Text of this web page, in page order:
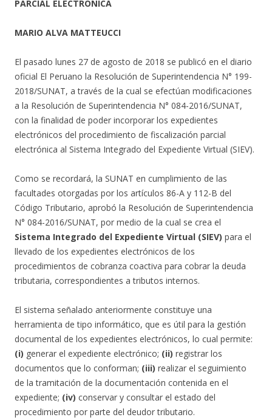
PARCIAL ELECTRÓNICA
MARIO ALVA MATTEUCCI
El pasado lunes 27 de agosto de 2018 se publicó en el diario
oficial El Peruano la Resolución de Superintendencia N° 199-
2018/SUNAT, a través de la cual se efectúan modificaciones
a la Resolución de Superintendencia N° 084-2016/SUNAT,
con la finalidad de poder incorporar los expedientes
electrónicos del procedimiento de fiscalización parcial
electrónica al Sistema Integrado del Expediente Virtual (SIEV).
Como se recordará, la SUNAT en cumplimiento de las
facultades otorgadas por los artículos 86-A y 112-B del
Código Tributario, aprobó la Resolución de Superintendencia
N° 084-2016/SUNAT, por medio de la cual se crea el
Sistema Integrado del Expediente Virtual (SIEV) para el
llevado de los expedientes electrónicos de los
procedimientos de cobranza coactiva para cobrar la deuda
tributaria, correspondientes a tributos internos.
El sistema señalado anteriormente constituye una
herramienta de tipo informático, que es útil para la gestión
documental de los expedientes electrónicos, lo cual permite:
(i) generar el expediente electrónico; (ii) registrar los
documentos que lo conforman; (iii) realizar el seguimiento
de la tramitación de la documentación contenida en el
expediente; (iv) conservar y consultar el estado del
procedimiento por parte del deudor tributario.